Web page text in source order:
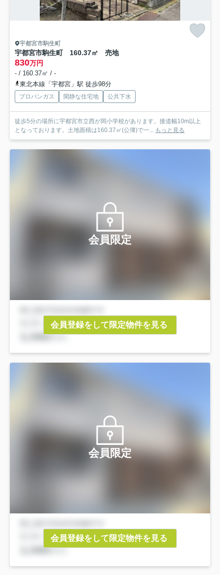
宇都宮市駒生町
宇都宮市駒生町 160.37㎡ 売地
830万円
- / 160.37㎡ / -
東北本線「宇都宮」駅 徒歩98分
プロパンガス 閑静な住宅地 公共下水
徒歩5分の場所に宇都宮市立西が岡小学校があります。接道幅10m以上
となっております。土地面積は160.37㎡(公簿)で一... もっと見る
会員限定
会員登録をして限定物件を見る
会員限定
会員登録をして限定物件を見る